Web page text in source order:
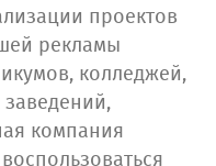
проектов
рекламы
колледжей,
компания